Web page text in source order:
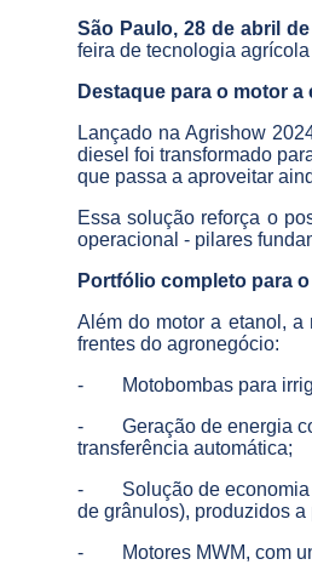
São Paulo, 28 de abril
feira de tecnologia
Destaque para o motor a
Lançado na Agrishow
diesel foi transformado
que passa a aproveitar
Essa solução reforça o
operacional - pilares
Portfólio completo para
Além do motor a etanol, a
frentes do agronegócio:
- Motobombas para
- Geração de energia
transferência automática;
- Solução de economia
de grânulos), produzidos
- Motores MWM, com